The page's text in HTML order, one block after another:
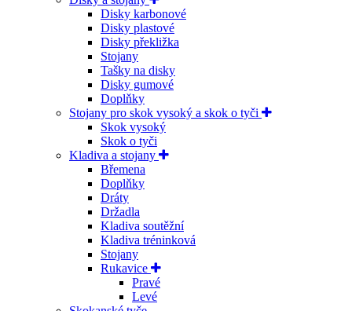
Disky karbonové
Disky plastové
Disky překližka
Stojany
Tašky na disky
Disky gumové
Doplňky
Stojany pro skok vysoký a skok o tyči
Skok vysoký
Skok o tyči
Kladiva a stojany
Břemena
Doplňky
Dráty
Držadla
Kladiva soutěžní
Kladiva tréninková
Stojany
Rukavice
Pravé
Levé